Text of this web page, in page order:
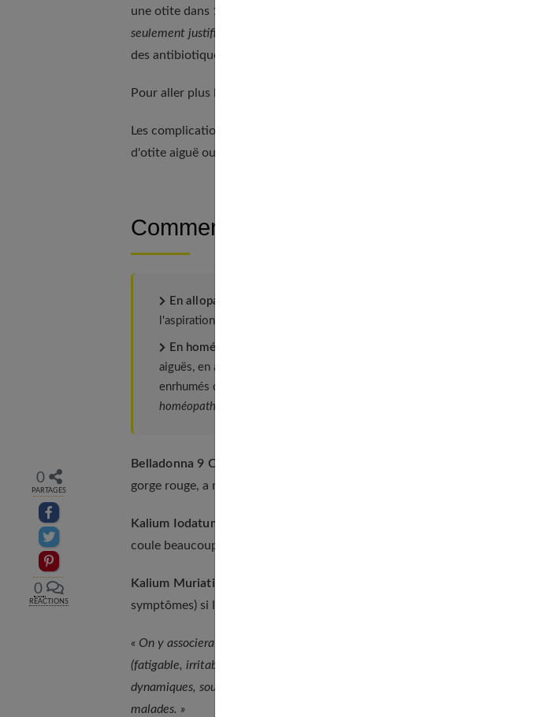
0
PARTAGES
Partager sur facebook
Partager sur Twitter
Epingler sur Pinterest
0
RÉACTIONS
une otite dans 10 à 30 % des cas, une sinusite dans 1 à 10 %.
seulement justifiée »
des antibiotiques à la demande des familles.
Pour aller plus loin, nous vous recommandons la lecture de
Les complications surviennent plus souvent chez les enfants immuno-
d'otite aiguë ou chez ceux vivant en collectivité.
Comment la traiter ?
En allopathie :
l'aspiration des fosses nasales chez le nourrisson et sur l'emploi
En homéopathie
aiguës, en alternant avec des problèmes de peau, mais qui sont toniques
enrhumés de septembre à mai avec des complications (bronchite, otite)
homéopathie, le traitement repose sur les médicaments locaux
Belladonna 9 CH
gorge rouge, a mal en avalant, a une forte fièvre (montant parfois jusqu'à
Kalium Iodatum 5 CH
coule beaucoup, s'il éternue et larmoie.
Kalium Muriaticum en 5 CH ou 9 CH
symptômes) si la fièvre est modérée, si son nez est bouché et s'il se plaint
« On y associera un traitement de fond choisi en fonction des antécédents de
(fatigable, irritable...),
dynamiques, souffrant de rhinopharyngites très aiguës, et Silicea 30 CH à
malades. »